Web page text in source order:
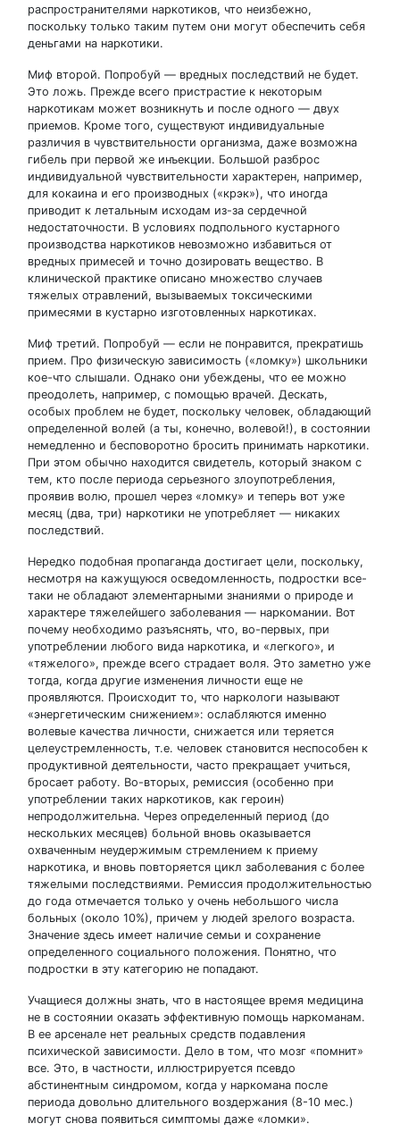
распространителями наркотиков, что неизбежно,
поскольку только таким путем они могут обеспечить себя
деньгами на наркотики.
Миф второй. Попробуй — вредных последствий не будет.
Это ложь. Прежде всего пристрастие к некоторым
наркотикам может возникнуть и после одного — двух
приемов. Кроме того, существуют индивидуальные
различия в чувствительности организма, даже возможна
гибель при первой же инъекции. Большой разброс
индивидуальной чувствительности характерен, например,
для кокаина и его производных («крэк»), что иногда
приводит к летальным исходам из-за сердечной
недостаточности. В условиях подпольного кустарного
производства наркотиков невозможно избавиться от
вредных примесей и точно дозировать вещество. В
клинической практике описано множество случаев
тяжелых отравлений, вызываемых токсическими
примесями в кустарно изготовленных наркотиках.
Миф третий. Попробуй — если не понравится, прекратишь
прием. Про физическую зависимость («ломку») школьники
кое-что слышали. Однако они убеждены, что ее можно
преодолеть, например, с помощью врачей. Дескать,
особых проблем не будет, поскольку человек, обладающий
определенной волей (а ты, конечно, волевой!), в состоянии
немедленно и бесповоротно бросить принимать наркотики.
При этом обычно находится свидетель, который знаком с
тем, кто после периода серьезного злоупотребления,
проявив волю, прошел через «ломку» и теперь вот уже
месяц (два, три) наркотики не употребляет — никаких
последствий.
Нередко подобная пропаганда достигает цели, поскольку,
несмотря на кажущуюся осведомленность, подростки все-
таки не обладают элементарными знаниями о природе и
характере тяжелейшего заболевания — наркомании. Вот
почему необходимо разъяснять, что, во-первых, при
употреблении любого вида наркотика, и «легкого», и
«тяжелого», прежде всего страдает воля. Это заметно уже
тогда, когда другие изменения личности еще не
проявляются. Происходит то, что наркологи называют
«энергетическим снижением»: ослабляются именно
волевые качества личности, снижается или теряется
целеустремленность, т.е. человек становится неспособен к
продуктивной деятельности, часто прекращает учиться,
бросает работу. Во-вторых, ремиссия (особенно при
употреблении таких наркотиков, как героин)
непродолжительна. Через определенный период (до
нескольких месяцев) больной вновь оказывается
охваченным неудержимым стремлением к приему
наркотика, и вновь повторяется цикл заболевания с более
тяжелыми последствиями. Ремиссия продолжительностью
до года отмечается только у очень небольшого числа
больных (около 10%), причем у людей зрелого возраста.
Значение здесь имеет наличие семьи и сохранение
определенного социального положения. Понятно, что
подростки в эту категорию не попадают.
Учащиеся должны знать, что в настоящее время медицина
не в состоянии оказать эффективную помощь наркоманам.
В ее арсенале нет реальных средств подавления
психической зависимости. Дело в том, что мозг «помнит»
все. Это, в частности, иллюстрируется псевдо
абстинентным синдромом, когда у наркомана после
периода довольно длительного воздержания (8-10 мес.)
могут снова появиться симптомы даже «ломки».